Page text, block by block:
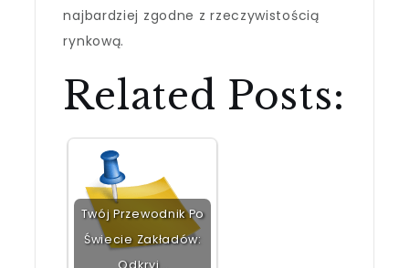
najbardziej zgodne z rzeczywistością
rynkową.
Related Posts:
Twój Przewodnik Po
Świecie Zakładów:
Odkryj…